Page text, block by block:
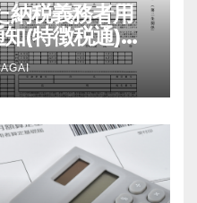
納税義務者用
(特徴税通)の
れ【令和7